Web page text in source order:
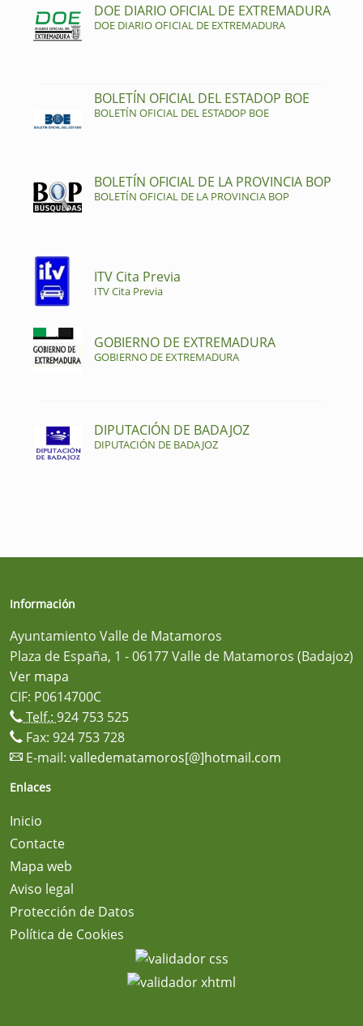
DOE DIARIO OFICIAL DE EXTREMADURA
DOE DIARIO OFICIAL DE EXTREMADURA
BOLETÍN OFICIAL DEL ESTADOP BOE
BOLETÍN OFICIAL DEL ESTADOP BOE
BOLETÍN OFICIAL DE LA PROVINCIA BOP
BOLETÍN OFICIAL DE LA PROVINCIA BOP
ITV Cita Previa
ITV Cita Previa
GOBIERNO DE EXTREMADURA
GOBIERNO DE EXTREMADURA
DIPUTACIÓN DE BADAJOZ
DIPUTACIÓN DE BADAJOZ
Información
Ayuntamiento Valle de Matamoros
Plaza de España, 1 - 06177 Valle de Matamoros (Badajoz)
Ver mapa
CIF: P0614700C
Telf.: 924 753 525
Fax: 924 753 728
E-mail: valledematamoros[@]hotmail.com
Enlaces
Inicio
Contacte
Mapa web
Aviso legal
Protección de Datos
Política de Cookies